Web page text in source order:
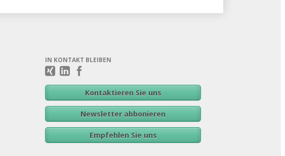
IN KONTAKT BLEIBEN
Kontaktieren Sie uns
Newsletter abbonieren
Empfehlen Sie uns